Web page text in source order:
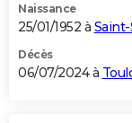
Naissance
25/01/1952 à
Décès
06/07/2024 à